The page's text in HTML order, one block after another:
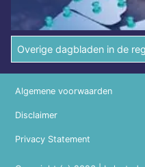
Overige dagbladen in de
Algemene voorwaarden
Disclaimer
Privacy Statement